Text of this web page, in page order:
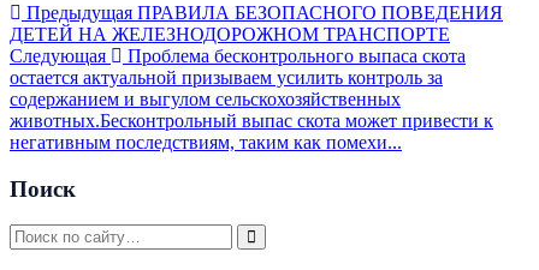
Предыдущая ПРАВИЛА БЕЗОПАСНОГО ПОВЕДЕНИЯ
ДЕТЕЙ НА ЖЕЛЕЗНО­ДОРОЖНОМ ТРАНСПОРТЕ
Следующая
Проблема бесконтрольного выпаса скота
остается актуальной призываем усилить контроль за
содержанием и выгулом сельскохозяйственных
животных.Бесконтрольный выпас скота может привести к
негативным последствиям, таким как помехи...
Поиск